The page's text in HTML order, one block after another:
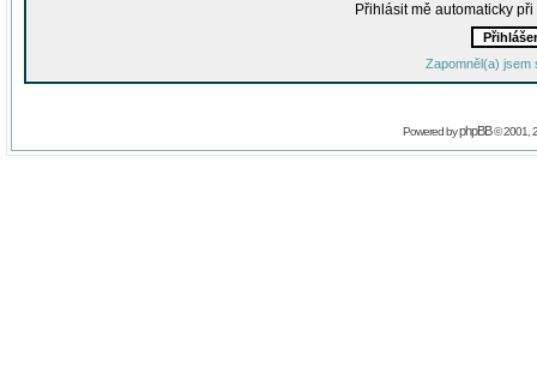
Přihlásit mě automaticky
Zapomněl(a) jsem
Powered byphpBB© 2001,